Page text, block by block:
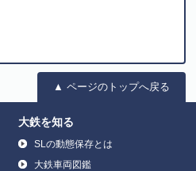
▲ ページのトップへ戻る
大鉄を知る
SLの動態保存とは
大鉄車両図鑑